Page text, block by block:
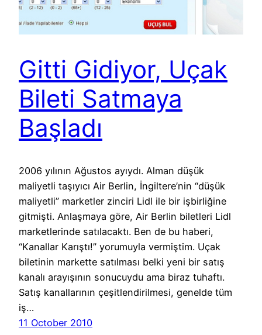
Gitti Gidiyor, Uçak
Bileti Satmaya
Başladı
2006 yılının Ağustos ayıydı. Alman düşük
maliyetli taşıyıcı Air Berlin, İngiltere’nin “düşük
maliyetli” marketler zinciri Lidl ile bir işbirliğine
gitmişti. Anlaşmaya göre, Air Berlin biletleri Lidl
marketlerinde satılacaktı. Ben de bu haberi,
“Kanallar Karıştı!” yorumuyla vermiştim. Uçak
biletinin markette satılması belki yeni bir satış
kanalı arayışının sonucuydu ama biraz tuhaftı.
Satış kanallarının çeşitlendirilmesi, genelde tüm
iş…
11 October 2010